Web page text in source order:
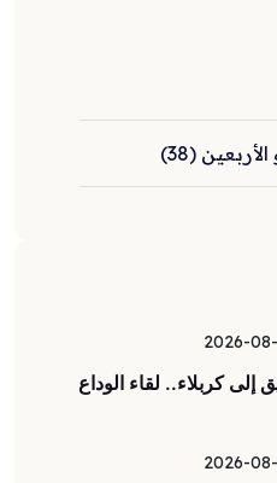
(38)
2026-
إلى كربلاء.. لقاء الوداع
2026-